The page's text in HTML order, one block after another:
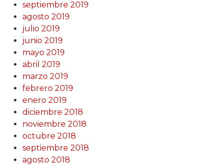
septiembre 2019
agosto 2019
julio 2019
junio 2019
mayo 2019
abril 2019
marzo 2019
febrero 2019
enero 2019
diciembre 2018
noviembre 2018
octubre 2018
septiembre 2018
agosto 2018